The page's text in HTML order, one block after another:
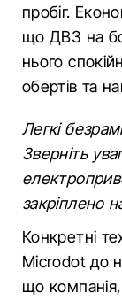
пробіг.
що ДВЗ на
нього
обертів та
Легкі
Зверніть
закріплено
Конкретні
Microdot до
що